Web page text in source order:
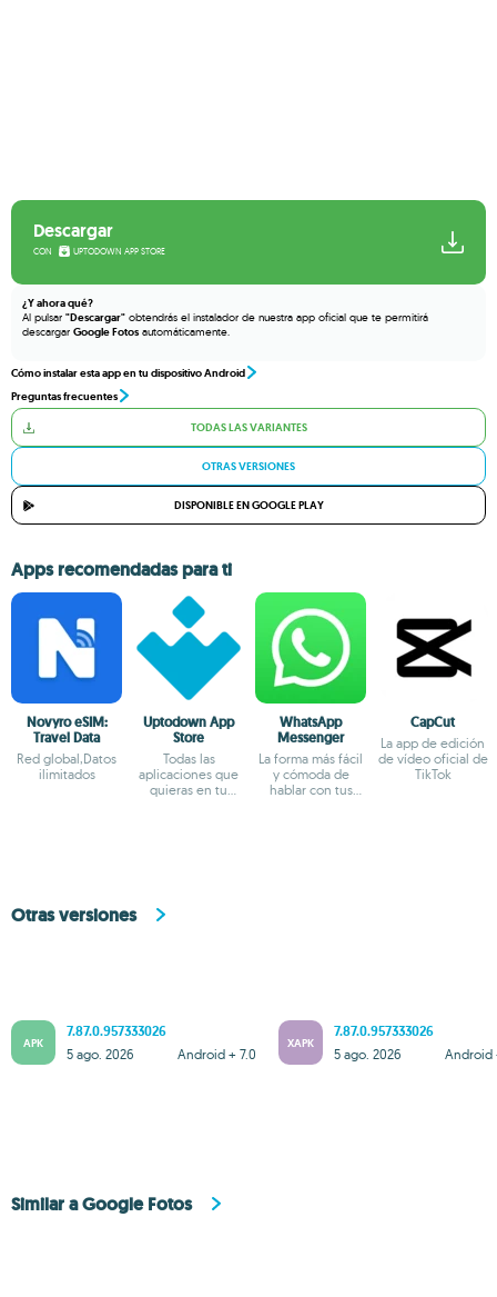
Descargar
CON UPTODOWN APP STORE
¿Y ahora qué?
Al pulsar "Descargar" obtendrás el instalador de nuestra app oficial que te permitirá
descargar Google Fotosautomáticamente.
Cómo instalar esta app en tu dispositivo Android
Preguntas frecuentes
TODAS LAS VARIANTES
OTRAS VERSIONES
DISPONIBLE EN GOOGLE PLAY
Apps recomendadas para ti
Novyro eSIM:
Travel Data
Red global,Datos
ilimitados
Uptodown App
Store
Todas las
aplicaciones que
quieras en tu
WhatsApp
Messenger
La forma más fácil
y cómoda de
hablar con tus
CapCut
La app de edición
de vídeo oficial de
TikTok
Otras versiones
APK
7.87.0.957333026
Android + 7.0
5 ago. 2026
XAPK
7.87.0.957333026
Android
5 ago. 2026
Similar a Google Fotos